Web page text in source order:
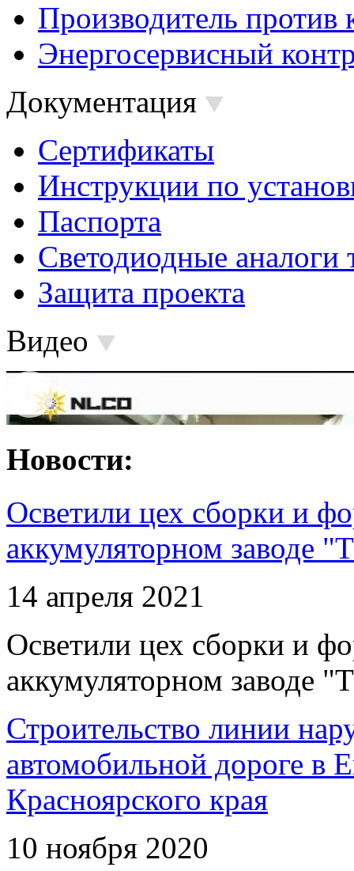
Производитель против
Энергосервисный
Документация
Сертификаты
Инструкции по
Паспорта
Светодиодные аналоги
Защита проекта
Видео
Новости:
Осветили цех сборки и
аккумуляторном заводе
14 апреля 2021
Осветили цех сборки и
аккумуляторном заводе
Строительство линии
автомобильной дороге в
Красноярского края
10 ноября 2020